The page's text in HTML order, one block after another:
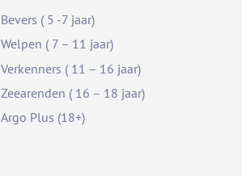
Bevers ( 5 -7 jaar)
Welpen ( 7 – 11 jaar)
Verkenners ( 11 – 16 jaar)
Zeearenden ( 16 – 18 jaar)
Argo Plus (18+)